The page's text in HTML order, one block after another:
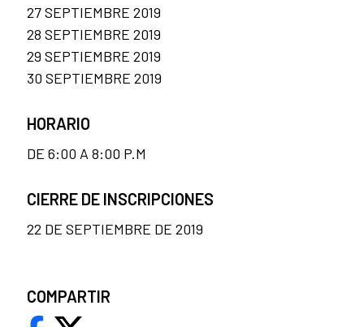
27 SEPTIEMBRE 2019
28 SEPTIEMBRE 2019
29 SEPTIEMBRE 2019
30 SEPTIEMBRE 2019
HORARIO
DE 6:00 A 8:00 P.M
CIERRE DE INSCRIPCIONES
22 DE SEPTIEMBRE DE 2019
COMPARTIR